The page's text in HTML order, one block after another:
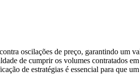
oscilações de preço, garantindo um
de cumprir os volumes contratados
de estratégias é essencial para que